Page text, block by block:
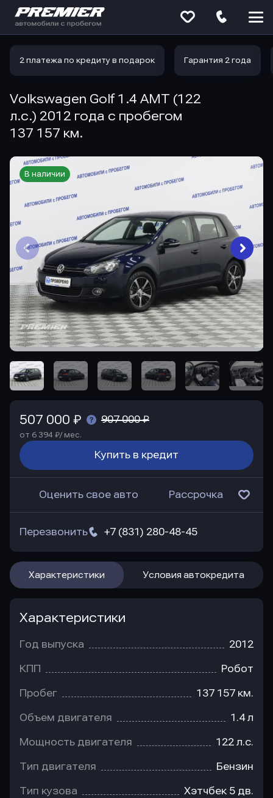
2 платежа по кредиту в подарок Гарантия 2 года
Volkswagen Golf 1.4 AMT (122
л.с.) 2012 года с пробегом
137 157 км.
В наличии
507 000 ₽ 907 000 ₽
от 6 394 ₽/ мес.
Купить в кредит
Оценить свое авто Рассрочка
+7 (831) 280-48-45
Перезвонить
Характеристики Условия автокредита
Характеристики
Год выпуска 2012
КПП Робот
Пробег 137 157 км.
Объем двигателя 1.4 л
Мощность двигателя 122 л.с.
Тип двигателя Бензин
Тип кузова Хэтчбек 5 дв.